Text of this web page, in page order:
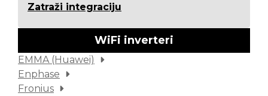
Zatraži integraciju
WiFi inverteri
EMMA (Huawei)
Enphase
Fronius